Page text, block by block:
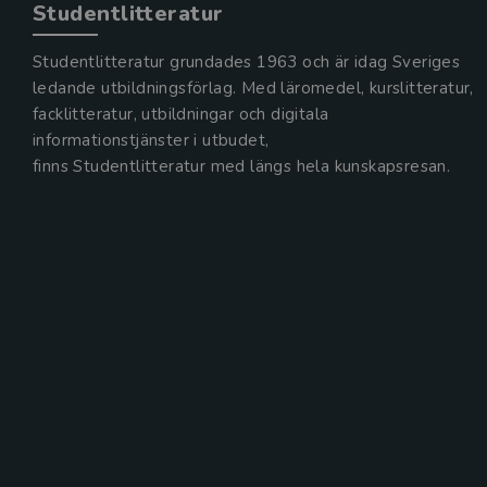
Studentlitteratur
Studentlitteratur grundades 1963 och är idag Sveriges
ledande utbildningsförlag. Med läromedel, kurslitteratur,
facklitteratur, utbildningar och digitala
informationstjänster i utbudet,
finns Studentlitteratur med längs hela kunskapsresan.